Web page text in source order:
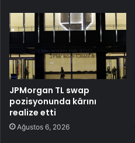
JPMorgan TL swap
pozisyonunda kârını
realize etti
Ağustos 6, 2026